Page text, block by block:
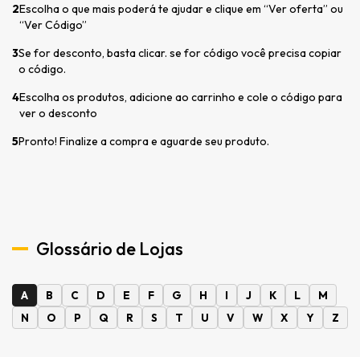
2Escolha o que mais poderá te ajudar e clique em “Ver oferta” ou
“Ver Código”
3Se for desconto, basta clicar. se for código você precisa copiar
o código.
4Escolha os produtos, adicione ao carrinho e cole o código para
ver o desconto
5Pronto! Finalize a compra e aguarde seu produto.
Glossário de Lojas
A B C D E F G H I J K L
M
N
O P Q R S T U V W X Y Z